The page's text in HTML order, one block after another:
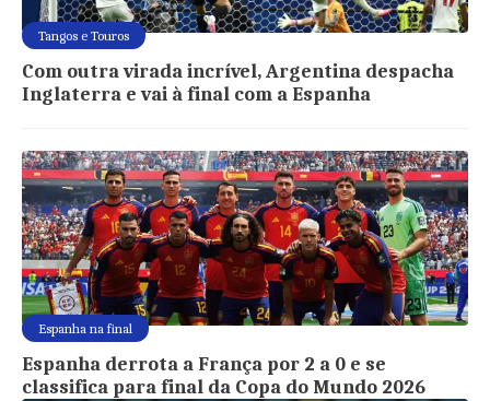
Tangos e Touros
Com outra virada incrível, Argentina despacha
Inglaterra e vai à final com a Espanha
Espanha na final
Espanha derrota a França por 2 a 0 e se
classifica para final da Copa do Mundo 2026